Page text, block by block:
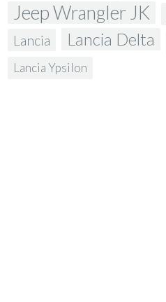
Jeep Wrangler JK
Lancia Lancia Delta
Lancia Ypsilon